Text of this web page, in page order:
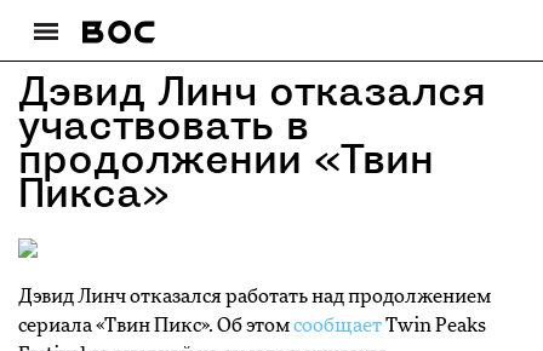
Дэвид Линч отказался
участвовать в
продолжении «Твин
Пикса»
Дэвид Линч отказался работать над продолжением
сериала «Твин Пикс». Об этомсообщаетTwin Peaks